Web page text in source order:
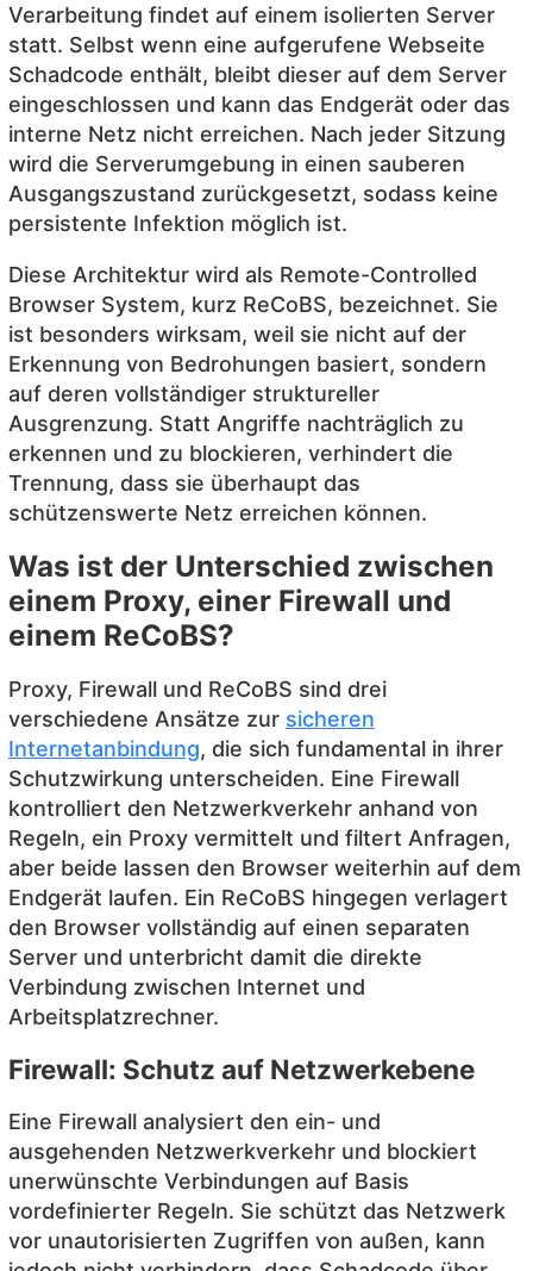
Verarbeitung findet auf einem isolierten Server
statt. Selbst wenn eine aufgerufene Webseite
Schadcode enthält, bleibt dieser auf dem Server
eingeschlossen und kann das Endgerät oder das
interne Netz nicht erreichen. Nach jeder Sitzung
wird die Serverumgebung in einen sauberen
Ausgangszustand zurückgesetzt, sodass keine
persistente Infektion möglich ist.
Diese Architektur wird als Remote-Controlled
Browser System, kurz ReCoBS, bezeichnet. Sie
ist besonders wirksam, weil sie nicht auf der
Erkennung von Bedrohungen basiert, sondern
auf deren vollständiger struktureller
Ausgrenzung. Statt Angriffe nachträglich zu
erkennen und zu blockieren, verhindert die
Trennung, dass sie überhaupt das
schützenswerte Netz erreichen können.
Was ist der Unterschied zwischen
einem Proxy, einer Firewall und
einem ReCoBS?
Proxy, Firewall und ReCoBS sind drei
verschiedene Ansätze zur sicheren
Internetanbindung, die sich fundamental in ihrer
Schutzwirkung unterscheiden. Eine Firewall
kontrolliert den Netzwerkverkehr anhand von
Regeln, ein Proxy vermittelt und filtert Anfragen,
aber beide lassen den Browser weiterhin auf dem
Endgerät laufen. Ein ReCoBS hingegen verlagert
den Browser vollständig auf einen separaten
Server und unterbricht damit die direkte
Verbindung zwischen Internet und
Arbeitsplatzrechner.
Firewall: Schutz auf Netzwerkebene
Eine Firewall analysiert den ein- und
ausgehenden Netzwerkverkehr und blockiert
unerwünschte Verbindungen auf Basis
vordefinierter Regeln. Sie schützt das Netzwerk
vor unautorisierten Zugriffen von außen, kann